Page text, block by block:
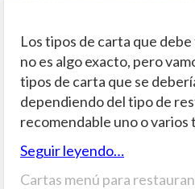
Los tipos de carta que
no es algo exacto, pero
tipos de carta que se
dependiendo del tipo de
recomendable uno o varios
Seguir leyendo…
Cartas menú para